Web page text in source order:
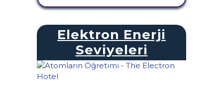
Elektron Enerji
Seviyeleri